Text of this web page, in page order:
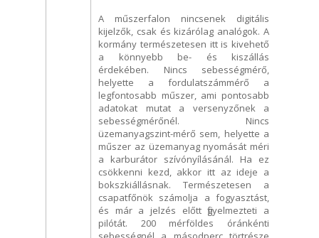
A műszerfalon nincsenek digitális
kijelzők, csak és kizárólag analógok. A
kormány természetesen itt is kivehető
a könnyebb be- és kiszállás
érdekében. Nincs sebességmérő,
helyette a fordulatszámmérő a
legfontosabb műszer, ami pontosabb
adatokat mutat a versenyzőnek a
sebességmérőnél. Nincs
üzemanyagszint-mérő sem, helyette a
műszer az üzemanyag nyomását méri
a karburátor szívónyílásánál. Ha ez
csökkenni kezd, akkor itt az ideje a
bokszkiállásnak. Természetesen a
csapatfőnök számolja a fogyasztást,
és már a jelzés előtt figyelmezteti a
pilótát. 200 mérföldes óránkénti